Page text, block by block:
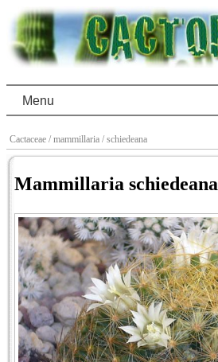
Menu
Cactaceae / mammillaria / schiedeana
Mammillaria schiedeana